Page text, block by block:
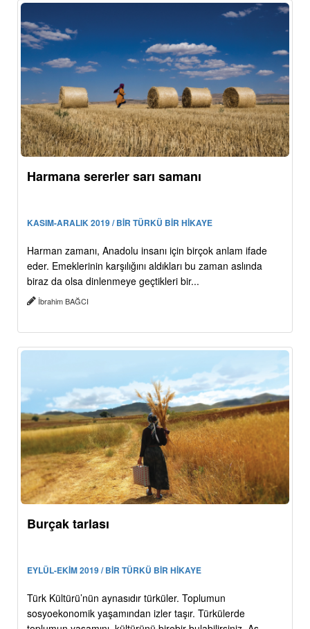
Harmana sererler sarı samanı
KASIM-ARALIK 2019 / BİR TÜRKÜ BİR HİKAYE
Harman zamanı, Anadolu insanı için birçok anlam ifade
eder. Emeklerinin karşılığını aldıkları bu zaman aslında
biraz da olsa dinlenmeye geçtikleri bir...
İbrahim BAĞCI
Burçak tarlası
EYLÜL-EKİM 2019 / BİR TÜRKÜ BİR HİKAYE
Türk Kültürü’nün aynasıdır türküler. Toplumun
sosyoekonomik yaşamından izler taşır. Türkülerde